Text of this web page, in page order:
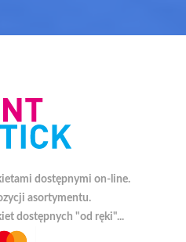
dostępnymi on-line.
asortymentu.
dostępnych "od ręki"...